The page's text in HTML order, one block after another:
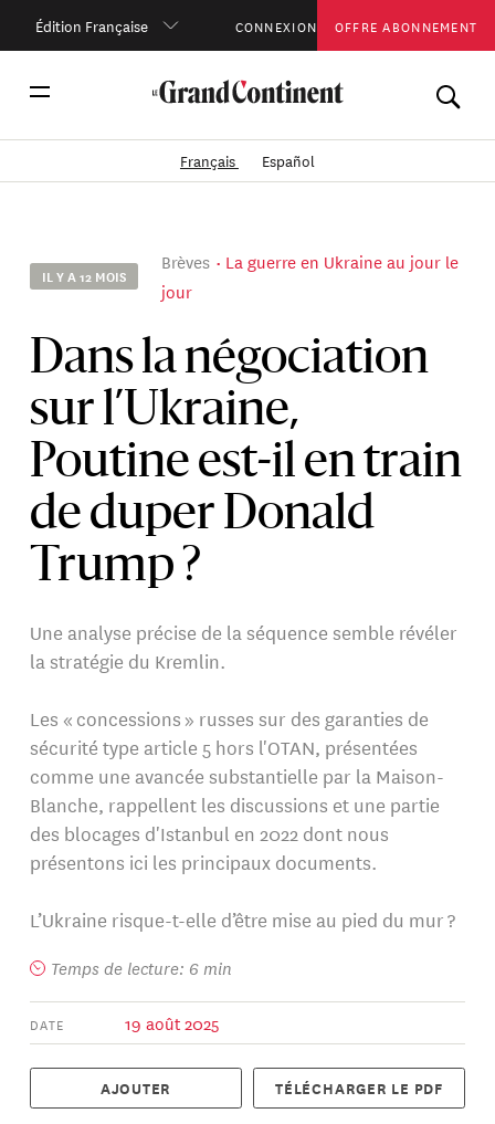
Édition Française CONNEXION OFFRE ABONNEMENT
Français Español
IL Y A 12 MOIS
Brèves
La guerre en Ukraine au jour le
jour
Dans la négociation
sur l’Ukraine,
Poutine est-il en train
de duper Donald
Trump ?
Une analyse précise de la séquence semble révéler
la stratégie du Kremlin.
Les « concessions » russes sur des garanties de
sécurité type article 5 hors l'OTAN, présentées
comme une avancée substantielle par la Maison-
Blanche, rappellent les discussions et une partie
des blocages d'Istanbul en 2022 dont nous
présentons ici les principaux documents.
L’Ukraine risque-t-elle d’être mise au pied du mur ?
Temps de lecture: 6 min
DATE 19 août 2025
AJOUTER TÉLÉCHARGER LE PDF